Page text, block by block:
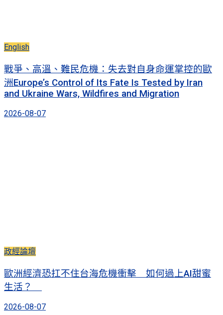
English
戰爭、高溫、難民危機：失去對自身命運掌控的歐
洲Europe’s Control of Its Fate Is Tested by Iran
and Ukraine Wars, Wildfires and Migration
2026-08-07
政經論壇
歐洲經濟恐扛不住台海危機衝擊 如何過上AI甜蜜
生活？
2026-08-07